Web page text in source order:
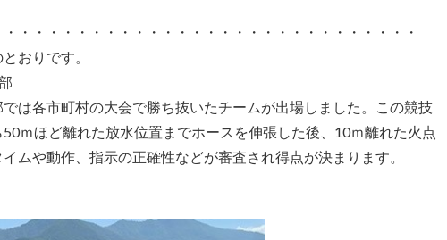
・・・・・・・・・・・・・・・・・・・・・・・・・・・・
おりです。
は各市町村の大会で勝ち抜いたチームが出場しました。この競技
ｍほど離れた放水位置までホースを伸張した後、10ｍ離れた火点
ムや動作、指示の正確性などが審査され得点が決まります。